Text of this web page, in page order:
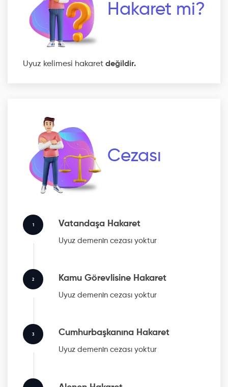
Hakaret mi?
Uyuz kelimesi hakaret değildir.
Cezası
1 Vatandaşa Hakaret
Uyuz demenin cezası yoktur
2 Kamu Görevlisine Hakaret
Uyuz demenin cezası yoktur
3 Cumhurbaşkanına Hakaret
Uyuz demenin cezası yoktur